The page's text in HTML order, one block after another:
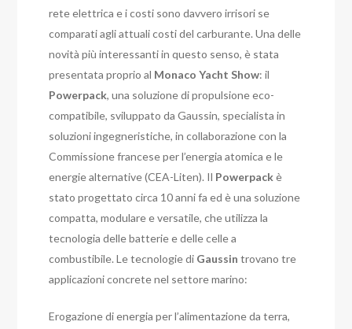
rete elettrica e i costi sono davvero irrisori se
comparati agli attuali costi del carburante.Una delle
novità più interessanti in questo senso, è stata
presentata proprio al Monaco Yacht Show: il
Powerpack, una soluzione di propulsione eco-
compatibile, sviluppato da Gaussin, specialista in
soluzioni ingegneristiche, in collaborazione con la
Commissione francese per l’energia atomica e le
energie alternative (CEA-Liten). Il Powerpackè
stato progettato circa 10 anni fa ed è una soluzione
compatta, modulare e versatile, che utilizza la
tecnologia delle batterie e delle celle a
combustibile. Le tecnologie di Gaussin trovano tre
applicazioni concrete nel settore marino:
Erogazione di energia per l’alimentazione da terra,